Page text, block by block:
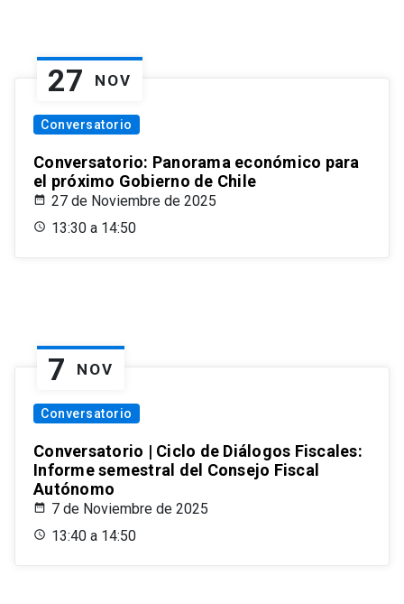
27 NOV
Conversatorio
Conversatorio: Panorama económico para
el próximo Gobierno de Chile
27 de Noviembre de 2025
13:30 a 14:50
7 NOV
Conversatorio
Conversatorio | Ciclo de Diálogos Fiscales:
Informe semestral del Consejo Fiscal
Autónomo
7 de Noviembre de 2025
13:40 a 14:50